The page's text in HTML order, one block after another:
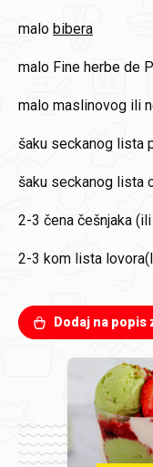
malo bibera
malo Fine herbe de
malo maslinovog ili
šaku seckanog lista
šaku seckanog lista
2-3 čena češnjaka
2-3 kom lista
Dodaj na popis